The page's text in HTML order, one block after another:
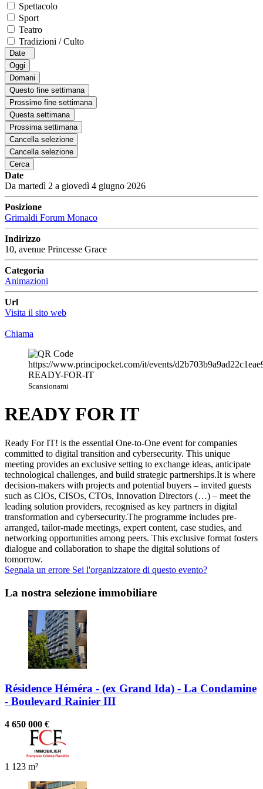
Spettacolo
Sport
Teatro
Tradizioni / Culto
Date
Oggi
Domani
Questo fine settimana
Prossimo fine settimana
Questa settimana
Prossima settimana
Cancella selezione
Cancella selezione
Cerca
Date
Da martedì 2 a giovedì 4 giugno 2026
Posizione
Grimaldi Forum Monaco
Indirizzo
10, avenue Princesse Grace
Categoria
Animazioni
Url
Visita il sito web
Chiama
Scansionami
READY FOR IT
Ready For IT! is the essential One-to-One event for companies
committed to digital transition and cybersecurity. This unique
meeting provides an exclusive setting to exchange ideas, anticipate
technological challenges, and build strategic partnerships.It is where
decision-makers with projects and potential buyers – invited guests
such as CIOs, CISOs, CTOs, Innovation Directors (…) – meet the
leading solution providers, recognised as key partners in digital
transformation and cybersecurity.The programme includes pre-
arranged, tailor-made meetings, expert content, case studies, and
networking opportunities among peers. This exclusive format fosters
dialogue and collaboration to shape the digital solutions of
tomorrow.
Segnala un errore Sei l'organizzatore di questo evento?
La nostra selezione immobiliare
Résidence Héméra - (ex Grand Ida) - La Condamine
- Boulevard Rainier III
4 650 000 €
1 123 m²